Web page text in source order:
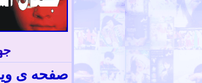
صفحه ی